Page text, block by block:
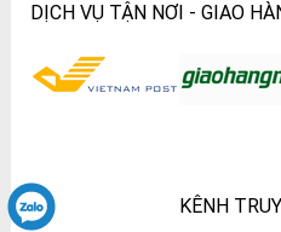
DỊCH VỤ TẬN NƠI - GIAO
KÊNH